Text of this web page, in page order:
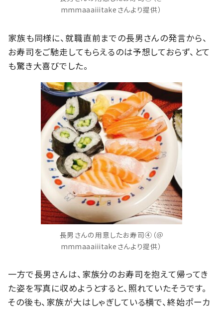
mmmaaaiiitakeさんより提供）
家族も同様に、就職直前までの長男さんの発言から、
お寿司をご馳走してもらえるのは予想しておらず、とて
も驚き大喜びでした。
長男さんの用意したお寿司④（＠
mmmaaaiiitakeさんより提供）
一方で長男さんは、家族分のお寿司を抱えて帰ってき
た姿を写真に収めようとすると、照れていたそうです。
その後も、家族が大はしゃぎしている横で、終始ポーカ